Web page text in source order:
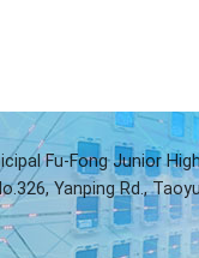
Fu-Fong Junior
Yanping Rd.,